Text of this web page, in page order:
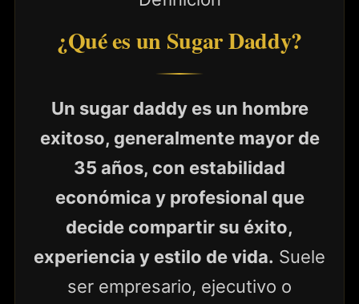
¿Qué es un Sugar Daddy?
Un sugar daddy es un hombre
exitoso, generalmente mayor de
35 años, con estabilidad
económica y profesional que
decide compartir su éxito,
experiencia y estilo de vida. Suele
ser empresario, ejecutivo o